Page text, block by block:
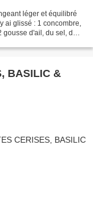
léger et équilibré
ai glissé : 1 concombre,
gousse d'ail, du sel, du
BASILIC &